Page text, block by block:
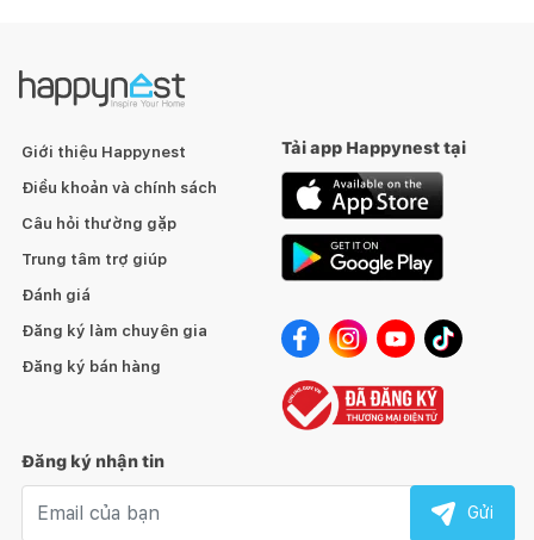
Giới thiệu Happynest
Điều khoản và chính sách
Câu hỏi thường gặp
Trung tâm trợ giúp
Đánh giá
Đăng ký làm chuyên gia
Đăng ký bán hàng
Tải app Happynest tại
Đăng ký nhận tin
Gửi